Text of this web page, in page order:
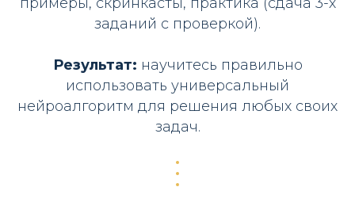
заданий с проверкой).
Результат: научитесь правильно
использовать универсальный
нейроалгоритм для решения любых своих
задач.